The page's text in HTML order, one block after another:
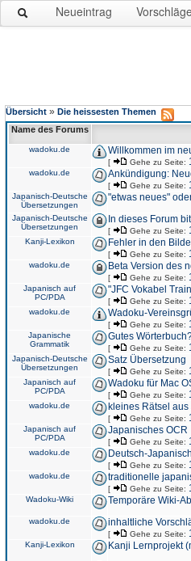
Neueintrag
Übersicht » Die heissesten Themen
Name des Forums
wadoku.de Willkommen im
[ Gehe zu Seite:
wadoku.de Ankündigung:
[ Gehe zu Seite:
Japanisch-Deutsche
Übersetzungen
"etwas neues"
Japanisch-Deutsche
Übersetzungen
In dieses Forum
[ Gehe zu Seite:
Kanji-Lexikon Fehler in den
[ Gehe zu Seite:
wadoku.de Beta Version des
[ Gehe zu Seite:
Japanisch auf
PC/PDA
"JFC Vokabel
[ Gehe zu Seite:
wadoku.de Wadoku-
[ Gehe zu Seite:
Japanische
Grammatik
Gutes
[ Gehe zu Seite:
Japanisch-Deutsche
Übersetzungen
Satz Übersetzung
[ Gehe zu Seite:
Japanisch auf
PC/PDA
Wadoku für Mac
[ Gehe zu Seite:
wadoku.de kleines Rätsel aus
[ Gehe zu Seite:
Japanisch auf
PC/PDA
Japanisches OCR
[ Gehe zu Seite:
wadoku.de Deutsch-
[ Gehe zu Seite:
wadoku.de traditionelle
[ Gehe zu Seite:
Wadoku-Wiki Temporäre Wiki-
wadoku.de inhaltliche
[ Gehe zu Seite:
Kanji-Lexikon Kanji Lernprojekt